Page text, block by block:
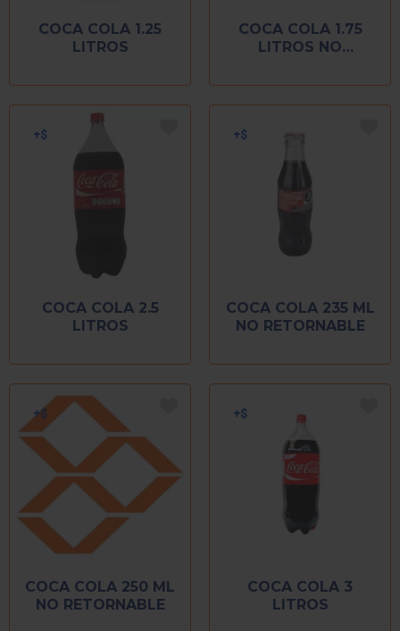
COCA COLA 1.25
LITROS
COCA COLA 1.75
LITROS NO
COCA COLA 2.5
LITROS
COCA COLA 235 ML
NO RETORNABLE
COCA COLA 250 ML
NO RETORNABLE
COCA COLA 3
LITROS